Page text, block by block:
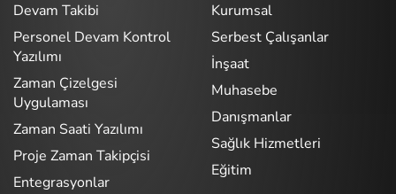
Devam Takibi
Personel Devam Kontrol
Yazılımı
Zaman Çizelgesi
Uygulaması
Zaman Saati Yazılımı
Proje Zaman Takipçisi
Entegrasyonlar
Kurumsal
Serbest Çalışanlar
İnşaat
Muhasebe
Danışmanlar
Sağlık Hizmetleri
Eğitim